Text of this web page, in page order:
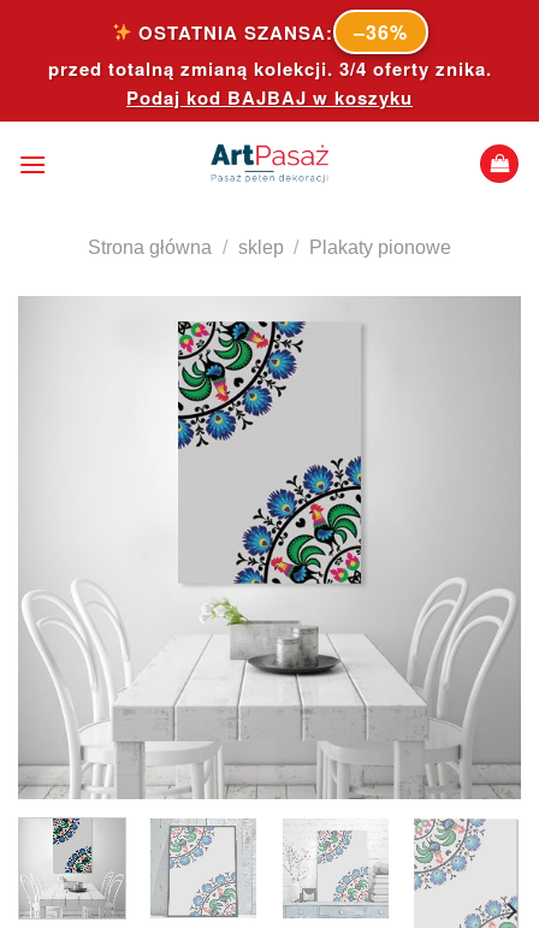
content
OSTATNIA SZANSA: –36%
przed totalną zmianą kolekcji. 3/4 oferty znika.
Podaj kod BAJBAJ w koszyku
Strona główna / sklep / Plakaty pionowe